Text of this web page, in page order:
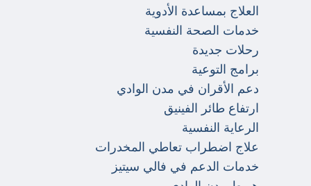
العلاج بمساعدة الأدوية
خدمات الصحة النفسية
رحلات جديدة
برامج التوعية
دعم الأقران في مدن الوادي
ارتفاع طائر الفينيق
الرعاية النفسية
علاج اضطراب تعاطي المخدرات
خدمات الدعم في فالي سيتيز